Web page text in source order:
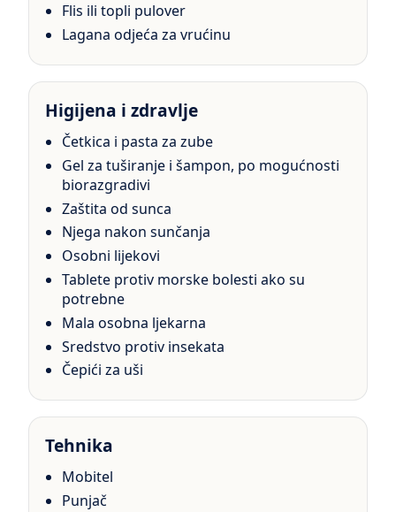
Flis ili topli pulover
Lagana odjeća za vrućinu
Higijena i zdravlje
Četkica i pasta za zube
Gel za tuširanje i šampon, po mogućnosti
biorazgradivi
Zaštita od sunca
Njega nakon sunčanja
Osobni lijekovi
Tablete protiv morske bolesti ako su
potrebne
Mala osobna ljekarna
Sredstvo protiv insekata
Čepići za uši
Tehnika
Mobitel
Punjač